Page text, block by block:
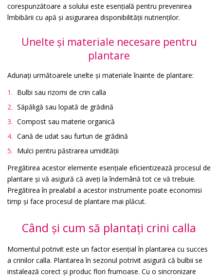
corespunzătoare a solului este esențială pentru prevenirea
îmbibării cu apă și asigurarea disponibilității nutrienților.
Unelte și materiale necesare pentru
plantare
Adunați următoarele unelte și materiale înainte de plantare:
Bulbi sau rizomi de crin calla
Săpăligă sau lopată de grădină
Compost sau materie organică
Cană de udat sau furtun de grădină
Mulci pentru păstrarea umidității
Pregătirea acestor elemente esențiale eficientizează procesul de
plantare și vă asigură că aveți la îndemână tot ce vă trebuie.
Pregătirea în prealabil a acestor instrumente poate economisi
timp și face procesul de plantare mai plăcut.
Când și cum să plantați crini calla
Momentul potrivit este un factor esențial în plantarea cu succes
a crinilor calla. Plantarea în sezonul potrivit asigură că bulbii se
instalează corect și produc flori frumoase. Cu o sincronizare